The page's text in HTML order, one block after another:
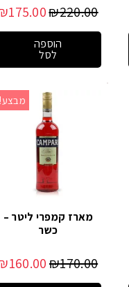
₪220.00
175.00
הוספה
לסל
מבצע!
מארז קמפרי ליטר –
כשר
₪170.00
160.00